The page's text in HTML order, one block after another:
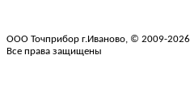
ООО Точприбор г.Иваново, © 2009-2026
Все права защищены